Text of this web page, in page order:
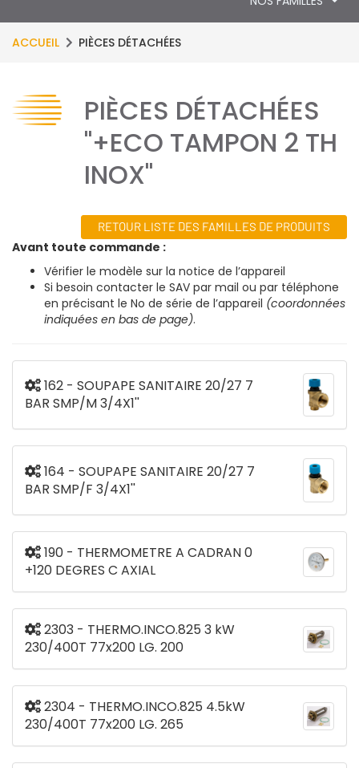
ACCUEIL PIÈCES DÉTACHÉES
PIÈCES DÉTACHÉES
"+ECO TAMPON 2 TH
INOX"
RETOUR LISTE DES FAMILLES DE PRODUITS
Avant toute commande :
Vérifier le modèle sur la notice de l’appareil
Si besoin contacter le SAV par mail ou par téléphone
en précisant le No de série de l’appareil (coordonnées
indiquées en bas de page).
162 - SOUPAPE SANITAIRE 20/27 7
BAR SMP/M 3/4X1''
164 - SOUPAPE SANITAIRE 20/27 7
BAR SMP/F 3/4X1''
190 - THERMOMETRE A CADRAN 0
+120 DEGRES C AXIAL
2303 - THERMO.INCO.825 3 kW
230/400T 77x200 LG. 200
2304 - THERMO.INCO.825 4.5kW
230/400T 77x200 LG. 265